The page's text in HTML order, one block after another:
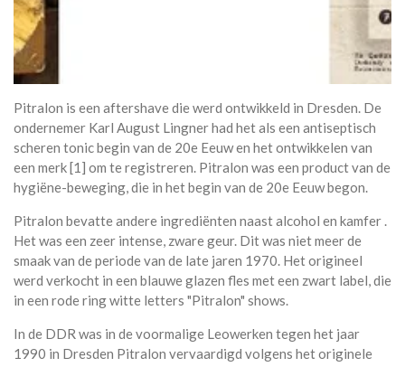
Pitralon is een aftershave die werd ontwikkeld in Dresden. De
ondernemer Karl August Lingner had het als een antiseptisch
scheren tonic begin van de 20e Eeuw en het ontwikkelen van
een merk [1] om te registreren. Pitralon was een product van de
hygiëne-beweging, die in het begin van de 20e Eeuw begon.
Pitralon bevatte andere ingrediënten naast alcohol en kamfer .
Het was een zeer intense, zware geur. Dit was niet meer de
smaak van de periode van de late jaren 1970. Het origineel
werd verkocht in een blauwe glazen fles met een zwart label, die
in een rode ring witte letters "Pitralon" shows.
In de DDR was in de voormalige Leowerken tegen het jaar
1990 in Dresden Pitralon vervaardigd volgens het originele